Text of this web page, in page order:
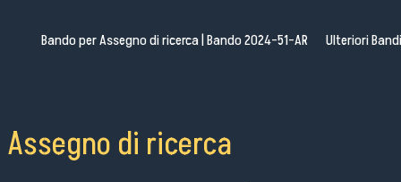
Bando per Assegno di ricerca | Bando 2024-51-AR Ulteriori
Assegno di ricercaFSL - Formazione Scuola Lavoro